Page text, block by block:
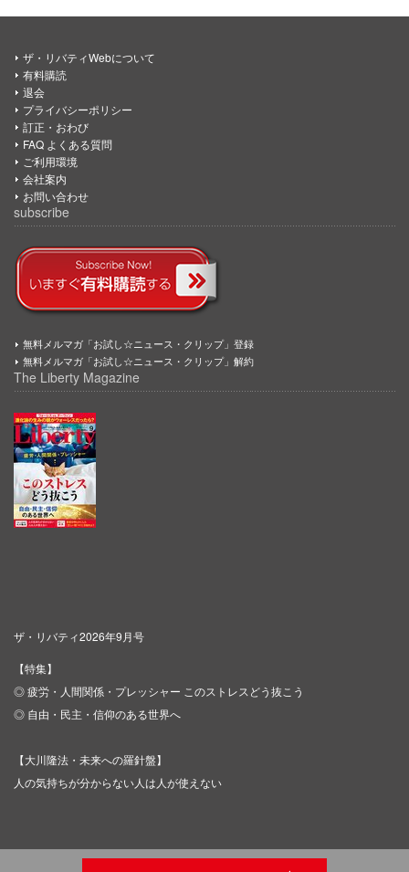
ザ・リバティWebについて
有料購読
退会
プライバシーポリシー
訂正・おわび
FAQ よくある質問
ご利用環境
会社案内
お問い合わせ
subscribe
無料メルマガ「お試し☆ニュース・クリップ」登録
無料メルマガ「お試し☆ニュース・クリップ」解約
The Liberty Magazine
ザ・リバティ2026年9月号
【特集】
◎ 疲労・人間関係・プレッシャー このストレスどう抜こう
◎ 自由・民主・信仰のある世界へ
【大川隆法・未来への羅針盤】
人の気持ちが分からない人は人が使えない